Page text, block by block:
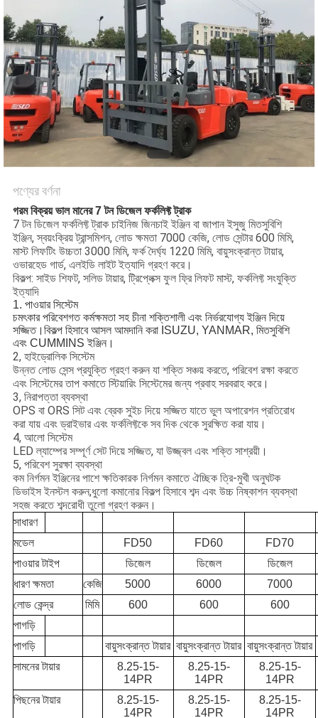
পণ্যের বর্ণনা
গরম বিক্রয় ভাল মানের 7 টন ডিজেল ফর্কলিফ্ট ট্রাক
7 টন ডিজেল ফর্কলিফ্ট ট্রাক চাইনিজ জিনচাই ইঞ্জিন বা জাপান ইসুজু মিতসুবিশি
ইঞ্জিন, স্বয়ংক্রিয় ট্রান্সমিশন, লোড ক্ষমতা 7000 কেজি, লোড সেন্টার 600 মিমি,
মাস্ট লিফটিং উচ্চতা 3000 মিমি, ফর্ক দৈর্ঘ্য 1220 মিমি, বায়ুসংক্রান্ত টায়ার,
ওভারহেড গার্ড, এলইডি লাইট ইত্যাদি গ্রহণ করে।
বিকল্প: সাইড শিফট, সলিড টায়ার, ট্রিপ্লেক্স ফুল ফ্রি লিফট মাস্ট, ফর্কলিফ্ট সংযুক্তি
ইত্যাদি
1. পাওয়ার সিস্টেম
চমৎকার পরিবেশগত কর্মক্ষমতা সহ চীনা শক্তিশালী এবং নির্ভরযোগ্য ইঞ্জিন দিয়ে
সজ্জিত।বিকল্প হিসাবে আসল আমদানি করা ISUZU, YANMAR, মিতসুবিশি
এবং CUMMINS ইঞ্জিন।
2, হাইড্রোলিক সিস্টেম
উন্নত লোড সেন্স প্রযুক্তি গ্রহণ করুন যা শক্তি সঞ্চয় করতে, পরিবেশ রক্ষা করতে
এবং সিস্টেমের তাপ কমাতে স্টিয়ারিং সিস্টেমের জন্য প্রবাহ সরবরাহ করে।
3, নিরাপত্তা ব্যবস্থা
OPS বা ORS সিট এবং ব্রেক সুইচ দিয়ে সজ্জিত যাতে ভুল অপারেশন প্রতিরোধ
করা যায় এবং ড্রাইভার এবং ফর্কলিফ্টকে সব দিক থেকে সুরক্ষিত করা যায়।
4, আলো সিস্টেম
LED ল্যাম্পের সম্পূর্ণ সেট দিয়ে সজ্জিত, যা উজ্জ্বল এবং শক্তি সাশ্রয়ী।
5, পরিবেশ সুরক্ষা ব্যবস্থা
কম নির্গমন ইঞ্জিনের পাশে ক্ষতিকারক নির্গমন কমাতে ঐচ্ছিক ত্রি-মুখী অনুঘটক
ডিভাইস ইনস্টল করুন;ধুলো কমানোর বিকল্প হিসাবে শব্দ এবং উচ্চ নিষ্কাশন ব্যবস্থা
সহজ করতে শব্দরোধী তুলো গ্রহণ করুন।
সাধারণ
মডেল
FD50 FD60
FD70
পাওয়ার টাইপ
ডিজেল ডিজেল
ডিজেল
ধারণ ক্ষমতা
কেজি 5000 6000
7000
লোড কেন্দ্র
মিমি 600 600
600
পাগড়ি
পাগড়ি
বায়ুসংক্রান্ত টায়ার বায়ুসংক্রান্ত টায়ার বায়ুসংক্রান্ত টায়ার
সামনের টায়ার
8.25-15-
14PR
8.25-15-
14PR
8.25-15-
14PR
পিছনের টায়ার
8.25-15-
14PR
8.25-15-
14PR
8.25-15-
14PR